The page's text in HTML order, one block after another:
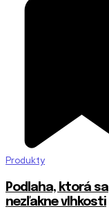
Produkty
Podlaha, ktorá sa
nezľakne vlhkosti